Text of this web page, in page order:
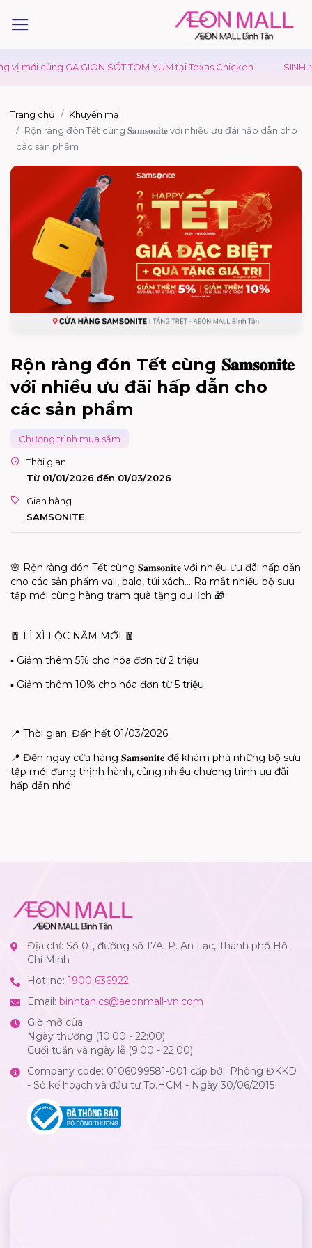
mới cùng GÀ GIÒN SỐT TOM YUM tại Texas Chicken. SINH
Trang chủ
Khuyến mại
Rộn ràng đón Tết cùng 𝐒𝐚𝐦𝐬𝐨𝐧𝐢𝐭𝐞 với nhiều ưu đãi hấp dẫn cho
các sản phẩm
Rộn ràng đón Tết cùng 𝐒𝐚𝐦𝐬𝐨𝐧𝐢𝐭𝐞
với nhiều ưu đãi hấp dẫn cho
các sản phẩm
Chương trình mua sắm
Thời gian
Từ 01/01/2026 đến 01/03/2026
Gian hàng
SAMSONITE
🌸 Rộn ràng đón Tết cùng 𝐒𝐚𝐦𝐬𝐨𝐧𝐢𝐭𝐞 với nhiều ưu đãi hấp dẫn
cho các sản phẩm vali, balo, túi xách... Ra mắt nhiều bộ sưu
tập mới cùng hàng trăm quà tặng du lịch 🎁
🧧 LÌ XÌ LỘC NĂM MỚI 🧧
▪ Giảm thêm 5% cho hóa đơn từ 2 triệu
▪ Giảm thêm 10% cho hóa đơn từ 5 triệu
📍 Thời gian: Đến hết 01/03/2026
📍 Đến ngay cửa hàng 𝐒𝐚𝐦𝐬𝐨𝐧𝐢𝐭𝐞 để khám phá những bộ sưu
tập mới đang thịnh hành, cùng nhiều chương trình ưu đãi
hấp dẫn nhé!
Địa chỉ: Số 01, đường số 17A, P. An Lạc, Thành phố Hồ
Chí Minh
Hotline: 1900 636922
Email: binhtan.cs@aeonmall-vn.com
Giờ mở cửa:
Ngày thường (10:00 - 22:00)
Cuối tuần và ngày lễ (9:00 - 22:00)
Company code: 0106099581-001 cấp bởi: Phòng ĐKKD
- Sở kế hoạch và đầu tư Tp.HCM - Ngày 30/06/2015